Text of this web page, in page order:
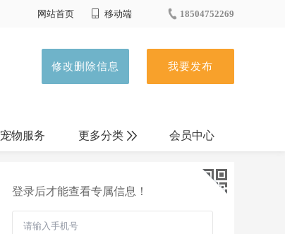
网站首页 移动端 18504752269
修改删除信息 我要发布
宠物服务 更多分类
寻人寻物
会员中心
登录后才能查看专属信息！